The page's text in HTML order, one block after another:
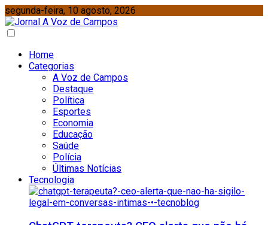
segunda-feira, 10 agosto, 2026
Home
Categorias
A Voz de Campos
Destaque
Política
Esportes
Economia
Educação
Saúde
Polícia
Últimas Notícias
Tecnologia